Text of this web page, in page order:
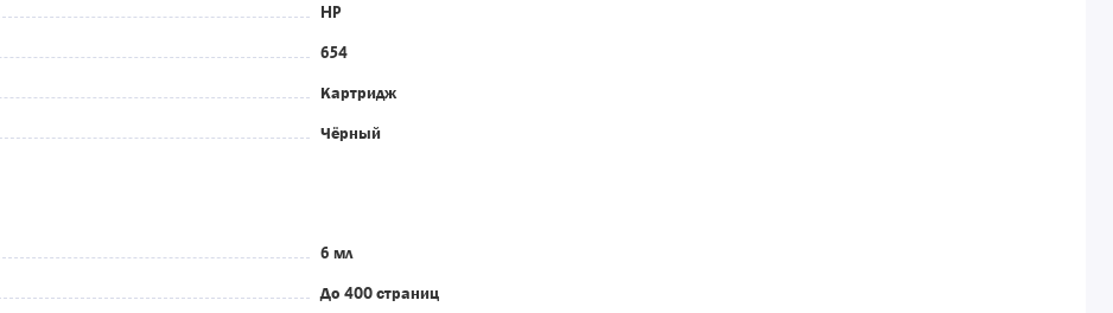
HP
654
Картридж
Чёрный
6 мл
До 400 страниц